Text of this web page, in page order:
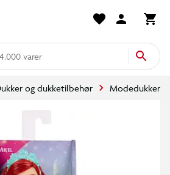
varer
og dukketilbehør Modedukker